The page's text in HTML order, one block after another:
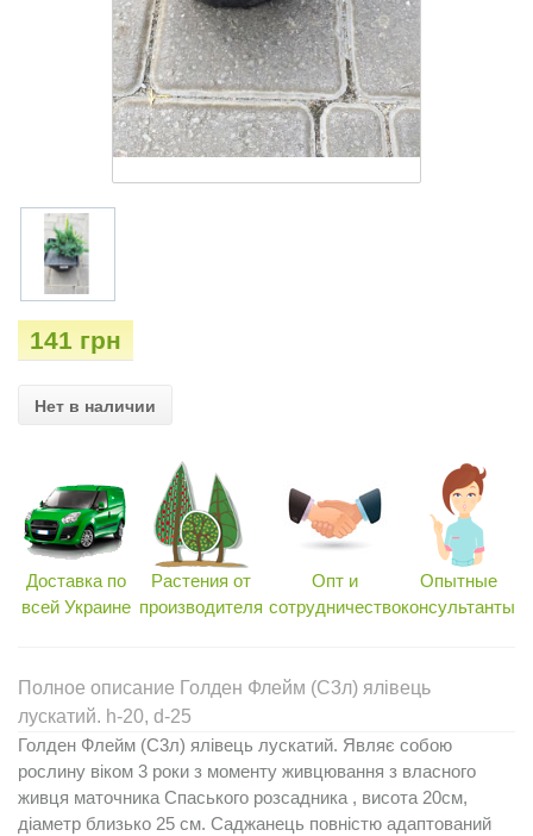
141 грн
Нет в наличии
Доставка по
всей Украине
Растения от
производителя
Опт и
сотрудничество
Опытные
консультанты
Полное описание Голден Флейм (С3л) ялівець
лускатий. h-20, d-25
Голден Флейм (С3л) ялівець лускатий. Являє собою
рослину віком 3 роки з моменту живцювання з власного
живця маточника Спаського розсадника , висота 20см,
діаметр близько 25 см. Саджанець повністю адаптований